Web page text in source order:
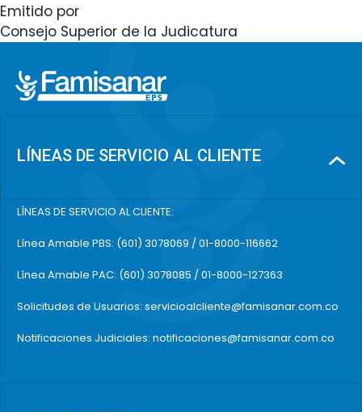
Emitido por
Consejo Superior de la Judicatura
LÍNEAS DE SERVICIO AL CLIENTE
LÍNEAS DE SERVICIO AL CLIENTE:
Línea Amable PBS: (601) 3078069 / 01-8000-116662
Línea Amable PAC: (601) 3078085 / 01-8000-127363
Solicitudes de Usuarios: servicioalcliente@famisanar.com.co
Notificaciones Judiciales: notificaciones@famisanar.com.co